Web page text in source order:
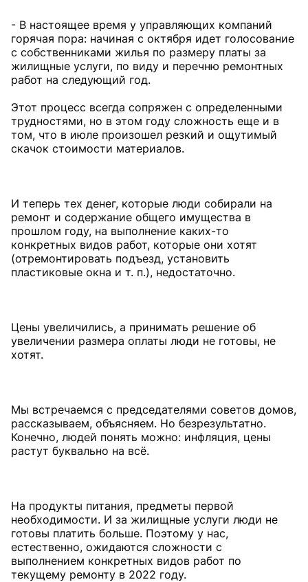
- В настоящее время у управляющих компаний
горячая пора: начиная с октября идет голосование
с собственниками жилья по размеру платы за
жилищные услуги, по виду и перечню ремонтных
работ на следующий год.
Этот процесс всегда сопряжен с определенными
трудностями, но в этом году сложность еще и в
том, что в июле произошел резкий и ощутимый
скачок стоимости материалов.
И теперь тех денег, которые люди собирали на
ремонт и содержание общего имущества в
прошлом году, на выполнение каких-то
конкретных видов работ, которые они хотят
(отремонтировать подъезд, установить
пластиковые окна и т. п.), недостаточно.
Цены увеличились, а принимать решение об
увеличении размера оплаты люди не готовы, не
хотят.
Мы встречаемся с председателями советов домов,
рассказываем, объясняем. Но безрезультатно.
Конечно, людей понять можно: инфляция, цены
растут буквально на всё.
На продукты питания, предметы первой
необходимости. И за жилищные услуги люди не
готовы платить больше. Поэтому у нас,
естественно, ожидаются сложности с
выполнением конкретных видов работ по
текущему ремонту в 2022 году.